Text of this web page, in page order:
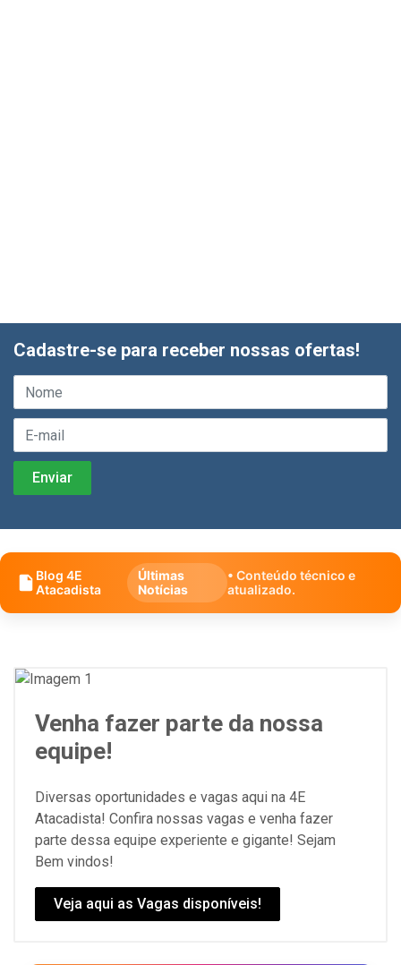
Cadastre-se para receber nossas ofertas!
Blog 4E
Atacadista
Últimas
Notícias
• Conteúdo técnico e
atualizado.
Venha fazer parte da nossa
equipe!
Diversas oportunidades e vagas aqui na 4E
Atacadista! Confira nossas vagas e venha fazer
parte dessa equipe experiente e gigante! Sejam
Bem vindos!
Veja aqui as Vagas disponíveis!